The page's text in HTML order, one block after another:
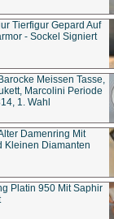
Tierfigur Gepard Auf
- Sockel Signiert
Meissen Tasse,
Marcolini Periode
1. Wahl
Damenring Mit
Kleinen Diamanten
Platin 950 Mit Saphir